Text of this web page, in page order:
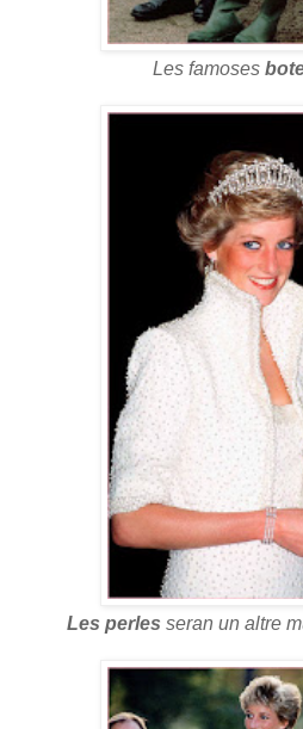
Les famoses
Les perles seran un altre